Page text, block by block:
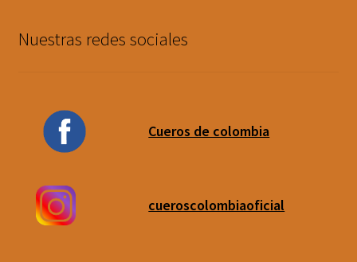
Nuestras redes sociales
Cueros de colombia
cueroscolombiaoficial